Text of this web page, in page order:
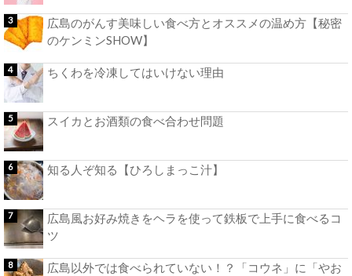
広島のがんす美味しい食べ方とオススメの温め方【秘密
のケンミンSHOW】
ちくわを冷凍してはいけない理由
スイカとお酒類の食べ合わせ問題
知る人ぞ知る【ひろしまっこ汁】
広島風お好み焼きをヘラを使って鉄板で上手に食べるコ
ツ
広島以外では食べられていない！？「コウネ」に「やお